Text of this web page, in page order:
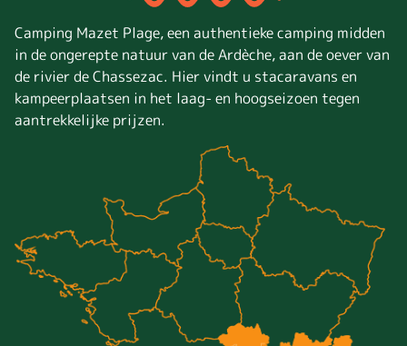
Camping Mazet Plage, een authentieke camping midden
in de ongerepte natuur van de Ardèche, aan de oever van
de rivier de Chassezac. Hier vindt u stacaravans en
kampeerplaatsen in het laag- en hoogseizoen tegen
aantrekkelijke prijzen.